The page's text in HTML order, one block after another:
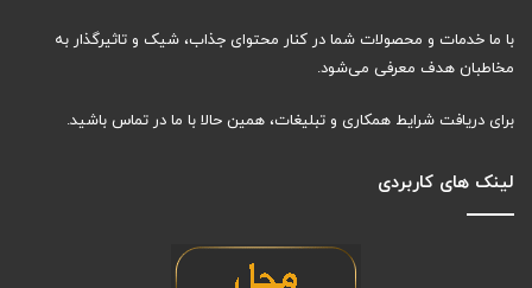
با ما خدمات و محصولات شما در کنار محتوای جذاب، شیک و تاثیرگذار به
مخاطبان هدف معرفی می‌شود.
برای دریافت شرایط همکاری و تبلیغات، همین حالا با ما در تماس باشید.
لینک های کاربردی